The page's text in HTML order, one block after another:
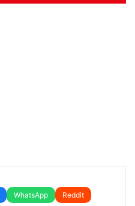
WhatsApp
Reddit